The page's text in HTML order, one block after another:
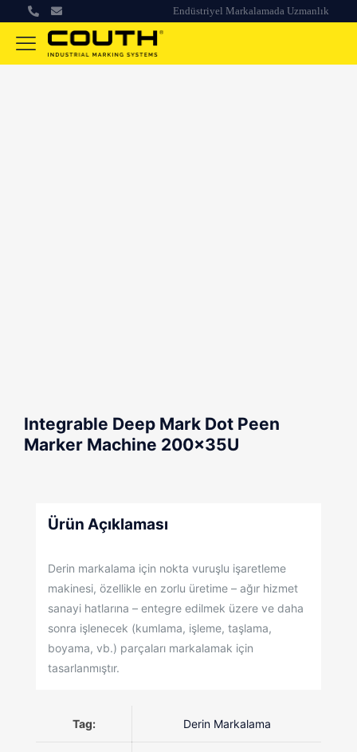
Endüstriyel Markalamada Uzmanlık
Integrable Deep Mark Dot Peen
Marker Machine 200x35U
Ürün Açıklaması
Derin markalama için nokta vuruşlu işaretleme
makinesi, özellikle en zorlu üretime – ağır hizmet
sanayi hatlarına – entegre edilmek üzere ve daha
sonra işlenecek (kumlama, işleme, taşlama,
boyama, vb.) parçaları markalamak için
tasarlanmıştır.
Tag: Derin Markalama